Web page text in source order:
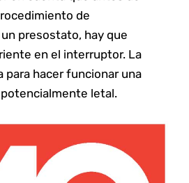
de
presostato, hay que
en el interruptor. La
para hacer funcionar una
letal.